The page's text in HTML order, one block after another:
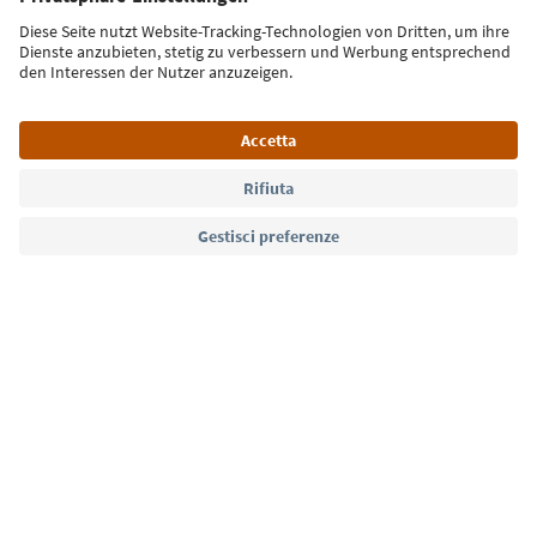
Iscriviti alla newsletter